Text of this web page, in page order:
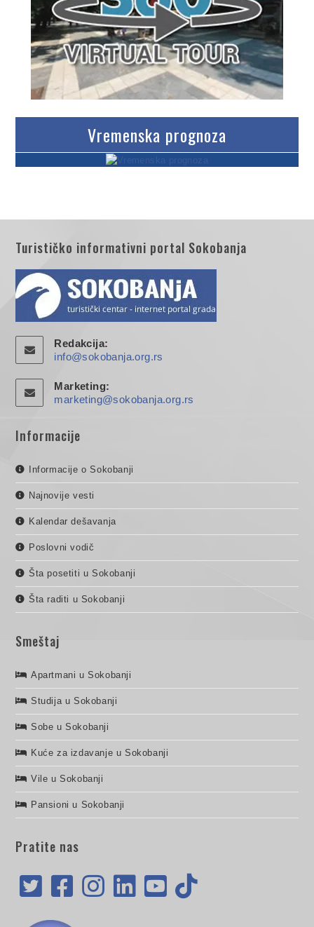
Vremenska prognoza
Turističko informativni portal Sokobanja
Redakcija:
info@sokobanja.org.rs
Marketing:
marketing@sokobanja.org.rs
Informacije
Informacije o Sokobanji
Najnovije vesti
Kalendar dešavanja
Poslovni vodič
Šta posetiti u Sokobanji
Šta raditi u Sokobanji
Smeštaj
Apartmani u Sokobanji
Studija u Sokobanji
Sobe u Sokobanji
Kuće za izdavanje u Sokobanji
Vile u Sokobanji
Pansioni u Sokobanji
Pratite nas